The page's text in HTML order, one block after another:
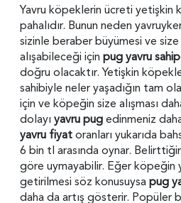
Yavru köpeklerin ücreti yetişkin
pahalıdır. Bunun neden
sizinle beraber büyümesi ve
alışabileceği için pug yavru
doğru olacaktır. Yetişkin
sahibiyle neler yaşadığın tam
için ve köpeğin size alışması
dolayı yavru pugedinmeniz
yavru fiyatoranları yukarıda
6 bin tl arasında oynar.
göre uymayabilir. Eğer köpeğin
getirilmesi söz konusuysapug
daha da artış gösterir. Popüler